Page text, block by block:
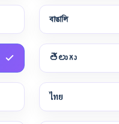
বাঙালি
తెలుగు
ไทย